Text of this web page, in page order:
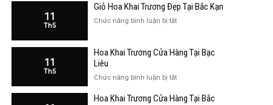
Khai
Đẹp
Liêu
11
Th5
Giỏ Hoa Khai Trương Đẹp Tại Bắc Kạn
Chức năng bình luận bị tắtở
Khai
Tại
Kạn
11
Th5
Hoa Khai Trương Cửa Hàng Tại Bạc
Liêu
Chức năng bình luận bị tắtở
Khai
Hoa Khai Trương Cửa Hàng Tại Bắc